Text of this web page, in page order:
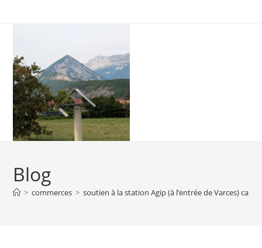
Blog
> commerces > soutien à la station Agip (à l’entrée de Varces)